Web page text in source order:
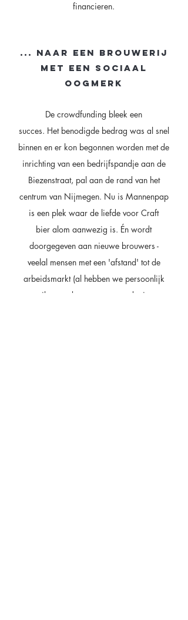
financieren.
... NAAR EEN BROUWERIJ
MET een SOCIAAL
OOGMERK
De crowdfunding bleek een
succes. Het benodigde bedrag was al snel
binnen en er kon begonnen worden met de
inrichting van een bedrijfspandje aan de
Biezenstraat, pal aan de rand van het
centrum van Nijmegen. Nu is Mannenpap
is een plek waar de liefde voor Craft
bier alom aanwezig is. Én wordt
doorgegeven aan nieuwe brouwers -
veelal mensen met een 'afstand' tot de
arbeidsmarkt (al hebben we persoonlijk
we niks met deze term, maar dat is een